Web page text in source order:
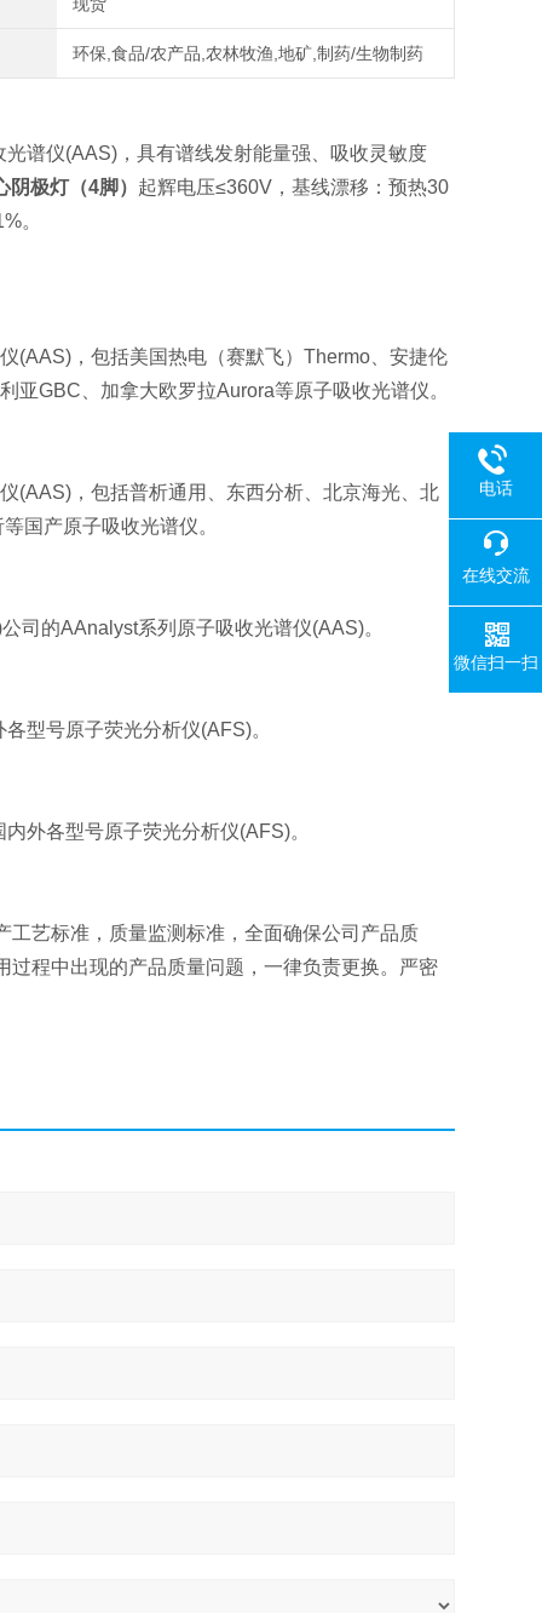
环保,食品/农产品,农林牧渔,地矿,制药/生物制药
光谱仪(AAS)，具有谱线发射能量强、吸收灵敏度
极灯（4脚） 起辉电压≤360V，基线漂移：预热30
。
(AAS)，包括美国热电（赛默飞）Thermo、安捷伦
GBC、加拿大欧罗拉Aurora等原子吸收光谱仪。
(AAS)，包括普析通用、东西分析、北京海光、北
国产原子吸收光谱仪。
司的AAnalyst系列 原子吸收光谱仪(AAS)。
型号原子荧光分析仪(AFS)。
外各型号原子荧光分析仪(AFS)。
艺标准，质量监测标准，全面确保公司产品质
程中出现的产品质量问题，一律负责更换。严密
电话
在线交流
微信扫一扫